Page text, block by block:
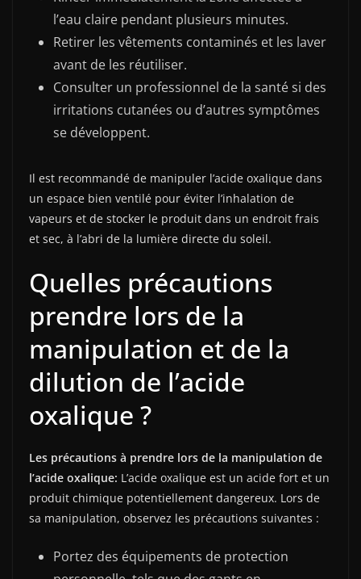
l’eau claire pendant plusieurs minutes.
Retirer les vêtements contaminés et les laver
avant de les réutiliser.
Consulter un professionnel de la santé si des
irritations cutanées ou d’autres symptômes
se développent.
Il est recommandé de manipuler l’acide oxalique dans
un espace bien ventilé pour éviter l’inhalation de
vapeurs et de stocker le produit dans un endroit frais
et sec, à l’abri de la lumière directe du soleil.
Quelles précautions
prendre lors de la
manipulation et de la
dilution de l’acide
oxalique ?
Les précautions à prendre lors de la manipulation de
l’acide oxalique: L’acide oxalique est un acide fort et un
produit chimique potentiellement dangereux. Lors de
sa manipulation, observez les précautions suivantes :
Portez des équipements de protection